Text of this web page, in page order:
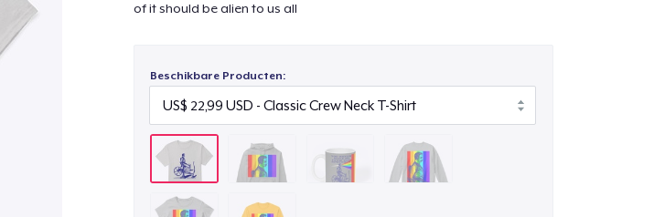
of it should be alien to us all
Beschikbare Producten: